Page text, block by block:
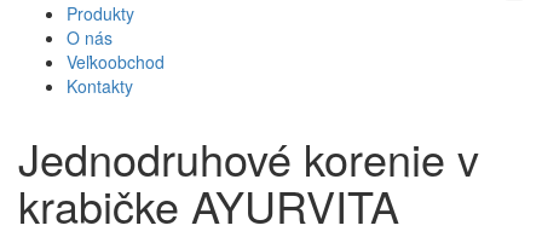
Produkty
O nás
Veľkoobchod
Kontakty
Jednodruhové korenie v
krabičke AYURVITA